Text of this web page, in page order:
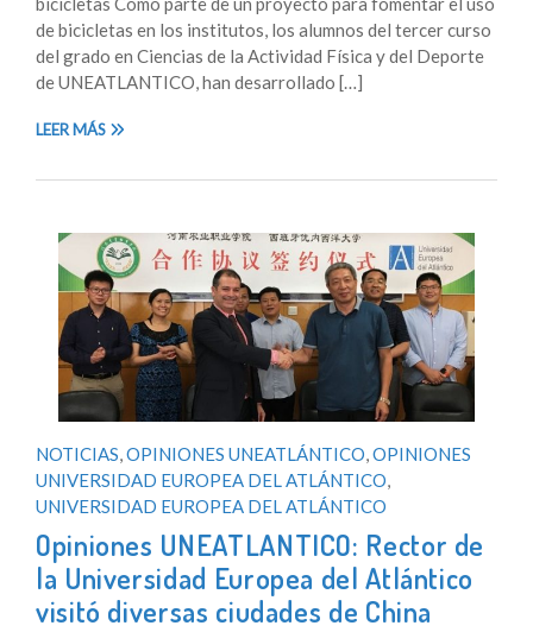
de bicicletas en los institutos, los alumnos del tercer curso
del grado en Ciencias de la Actividad Física y del Deporte
de UNEATLANTICO, han desarrollado […]
LEER MÁS
NOTICIAS,OPINIONES UNEATLÁNTICO,OPINIONES
UNIVERSIDAD EUROPEA DEL ATLÁNTICO,
UNIVERSIDAD EUROPEA DEL ATLÁNTICO
Opiniones UNEATLANTICO: Rector de
la Universidad Europea del Atlántico
visitó diversas ciudades de China